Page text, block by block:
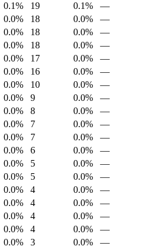
0.1% 19 0.1%
—
0.0% 18 0.0%
—
0.0% 18 0.0%
—
0.0% 18 0.0%
—
0.0% 17 0.0%
—
0.0% 16 0.0%
—
0.0% 10 0.0%
—
0.0% 9 0.0%
—
0.0% 8 0.0%
—
0.0% 7 0.0%
—
0.0% 7 0.0%
—
0.0% 6 0.0%
—
0.0% 5 0.0%
—
0.0% 5 0.0%
—
0.0% 4 0.0%
—
0.0% 4 0.0%
—
0.0% 4 0.0%
—
0.0% 4 0.0%
—
0.0% 3 0.0% —